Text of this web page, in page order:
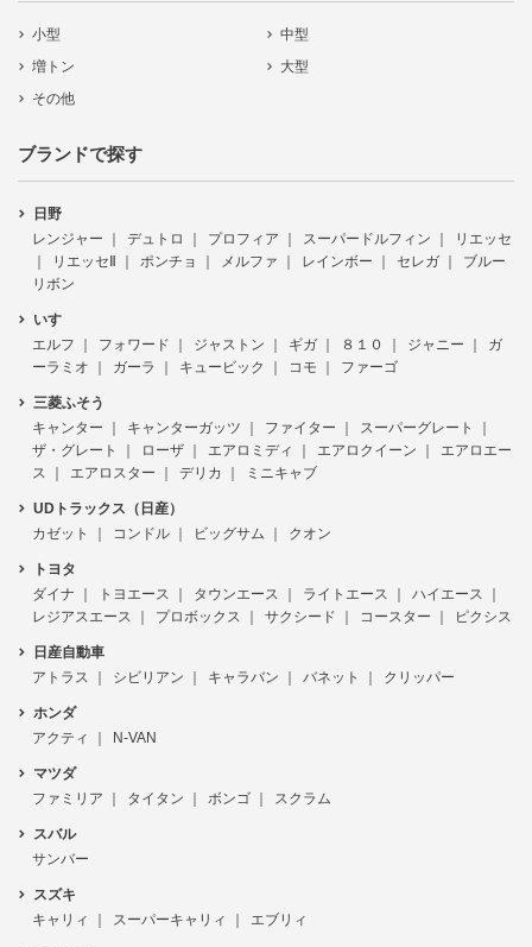
小型
中型
増トン
大型
その他
ブランドで探す
日野
レンジャー
デュトロ プロフィア スーパードルフィン
リエッセ
リエッセⅡ
ポンチョ メルファ レインボー セレガ
ブルー
リボン
いすゞ
エルフ
フォワード ジャストン ギガ ８１０ ジャニー
ガ
ーラミオ
ガーラ キュービック コモ ファーゴ
三菱ふそう
キャンター
キャンターガッツ ファイター
スーパーグレート
ザ・グレート
ローザ エアロミディ エアロクイーン
エアロエー
ス
エアロスター デリカ ミニキャブ
UDトラックス（日産）
カゼット
コンドル ビッグサム クオン
トヨタ
ダイナ
トヨエース タウンエース ライトエース
ハイエース
レジアスエース
プロボックス サクシード コースター ピクシス
日産自動車
アトラス
シビリアン キャラバン バネット クリッパー
ホンダ
アクティ
N-VAN
マツダ
ファミリア
タイタン ボンゴ スクラム
スバル
サンバー
スズキ
キャリィ
スーパーキャリィ エブリィ